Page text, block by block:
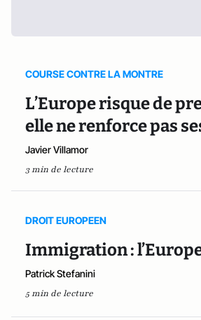
COURSE CONTRE LA MONTRE
L’Europe risque de
elle ne renforce pas
Javier Villamor
3 min de lecture
DROIT EUROPEEN
Immigration :
Patrick Stefanini
5 min de lecture